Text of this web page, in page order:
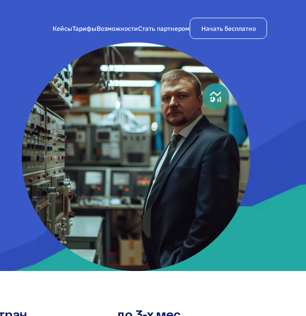
КейсыТарифыВозможностиСтать партнером Начать бесплатно